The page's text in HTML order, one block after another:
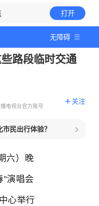
打开
无障碍
路段临时交通
电视台官方账号
关注
民出行体验？
六）晚
”演唱会
心举行